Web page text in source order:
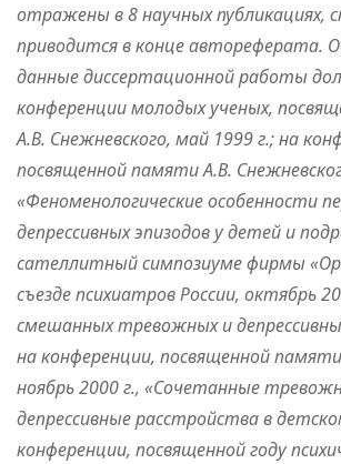
отражены в 8 научных публикациях,
приводится в конце автореферата.
данные диссертационной работы
конференции молодых ученых,
А.В. Снежневского, май 1999 г.; на
посвященной памяти А.В.
«Феноменологические особенности
депрессивных эпизодов у детей и
cателлитный симпозиуме фирмы
съезде психиатров России, октябрь
смешанных тревожных и
на конференции, посвященной
ноябрь 2000 г., «Сочетанные
депрессивные расстройства в
конференции, посвященной году